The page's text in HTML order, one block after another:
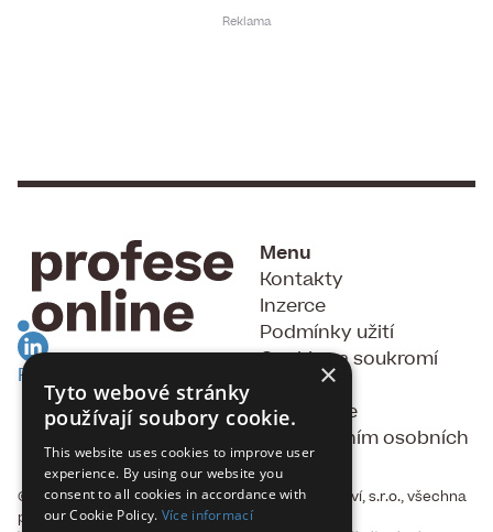
RSS Feed
Menu
Kontakty
Inzerce
Podmínky užití
Cookies a soukromí
Souhlas se
zpracováním osobních
údajů
© 2015 - 2026, Fakta, vydavatelství a nakladatelství, s.r.o., všechna
práva vyhrazena
×
Tyto webové stránky
používají soubory cookie.
This website uses cookies to improve user
experience. By using our website you
consent to all cookies in accordance with
our Cookie Policy. Více informací